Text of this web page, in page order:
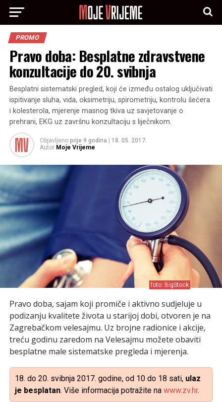
PROMO
Pravo doba: Besplatne zdravstvene
konzultacije do 20. svibnja
Besplatni sistematski pregled, koji će između ostalog uključivati
ispitivanje sluha, vida, oksimetriju, spirometriju, kontrolu šećera
i kolesterola, mjerenje masnog tkiva uz savjetovanje o
prehrani, EKG uz završnu konzultaciju s liječnikom.
Objavljeno prije 9 godina
18. 05. 2017.
Autor Moje Vrijeme
foto: BigStock
Pravo doba, sajam koji promiče i aktivno sudjeluje u
podizanju kvalitete života u starijoj dobi, otvoren je na
Zagrebačkom velesajmu. Uz brojne radionice i akcije,
treću godinu zaredom na Velesajmu možete obaviti
besplatne male sistematske pregleda i mjerenja.
18. do 20. svibnja 2017. godine, od 10 do 18 sati, ulaz
je besplatan. Više informacija potražite na www.zv.hr.